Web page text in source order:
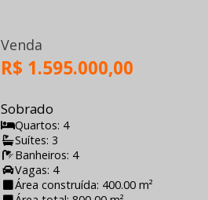
Venda
R$ 1.595.000,00
Sobrado
Quartos: 4
Suítes: 3
Banheiros: 4
Vagas: 4
Área construída: 400.00 m²